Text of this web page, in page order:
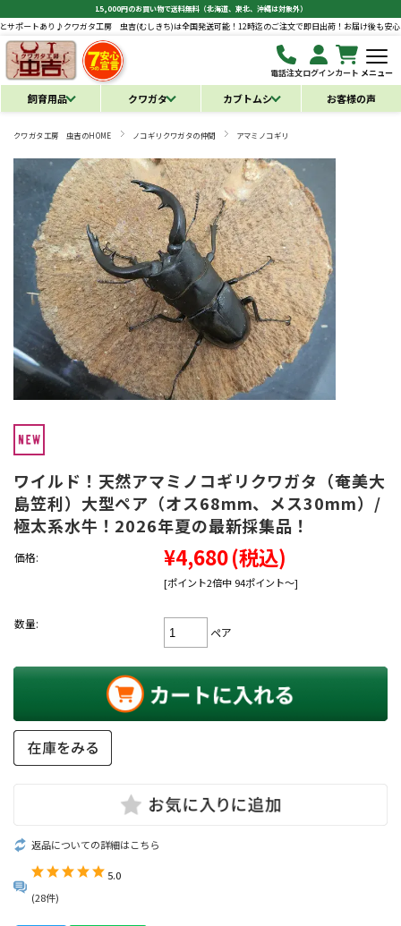
15,000円のお買い物で送料無料（北海道、東北、沖縄は対象外）
クワガタ工房 虫吉(むしきち)は全国発送可能！12時迄のご注文で即日出荷！お届け後も安心の補償とサポー
電話注文ログインカート メニュー
飼育用品 クワガタ カブトムシ お客様の声
クワガタ工房 虫吉のHOME ノコギリクワガタの仲間 アマミノコギリ
ワイルド！天然アマミノコギリクワガタ（奄美大
島笠利）大型ペア（オス68mm、メス30mm）/
極太系水牛！2026年夏の最新採集品！
価格: ¥4,680(税込)
[ポイント2倍中 94ポイント～]
数量:
ペア
返品についての詳細はこちら
5.0
(28件)